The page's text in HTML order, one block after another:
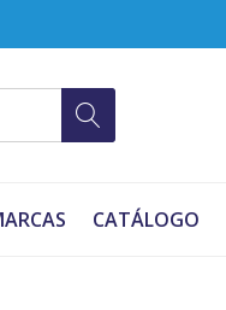
CATÁLOGO